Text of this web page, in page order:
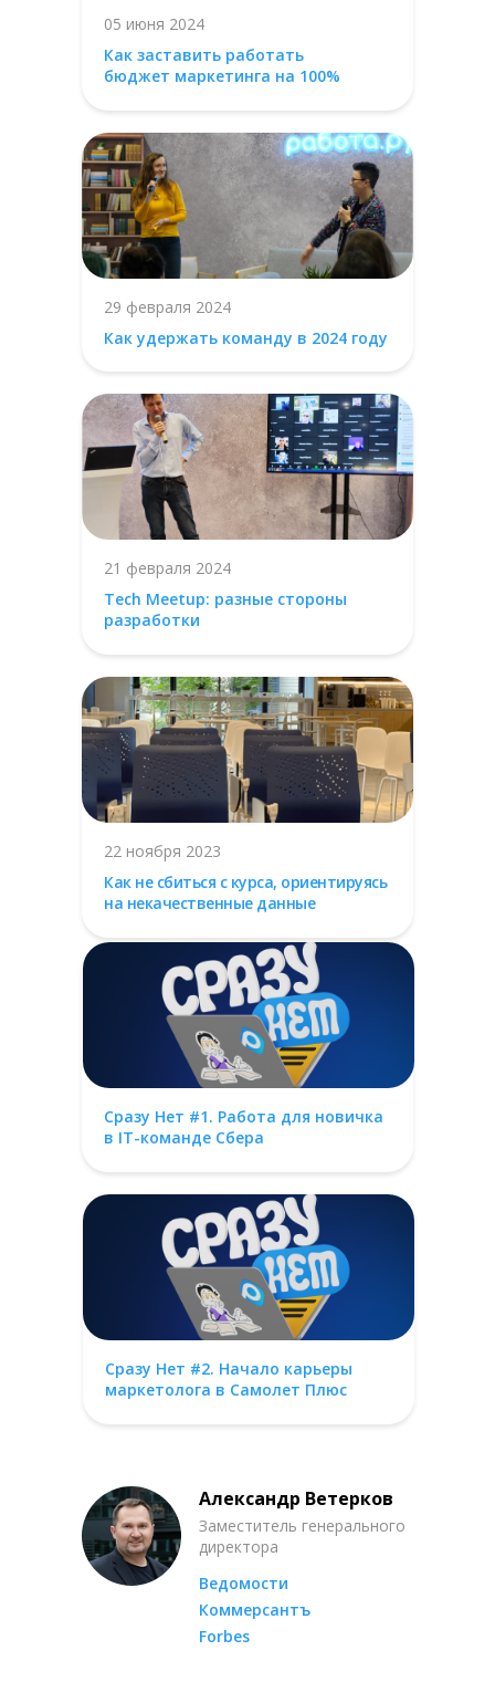
05 июня 2024
Как заставить работать
бюджет маркетинга на 100%
29 февраля 2024
Как удержать команду в 2024 году
21 февраля 2024
Tech Meetup: разные стороны
разработки
22 ноября 2023
Как не сбиться с курса, ориентируясь
на некачественные данные
Сразу Нет #2. Начало карьеры
маркетолога в Самолет Плюс
Сразу Нет #1. Работа для новичка
в IT-команде Сбера
Александр Ветерков
Заместитель генерального
директора
Ведомости
Коммерсантъ
Forbes